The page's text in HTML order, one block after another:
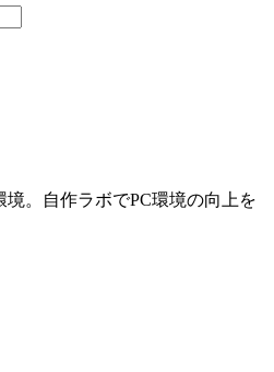
境。 自作ラボでPC環境の向上を